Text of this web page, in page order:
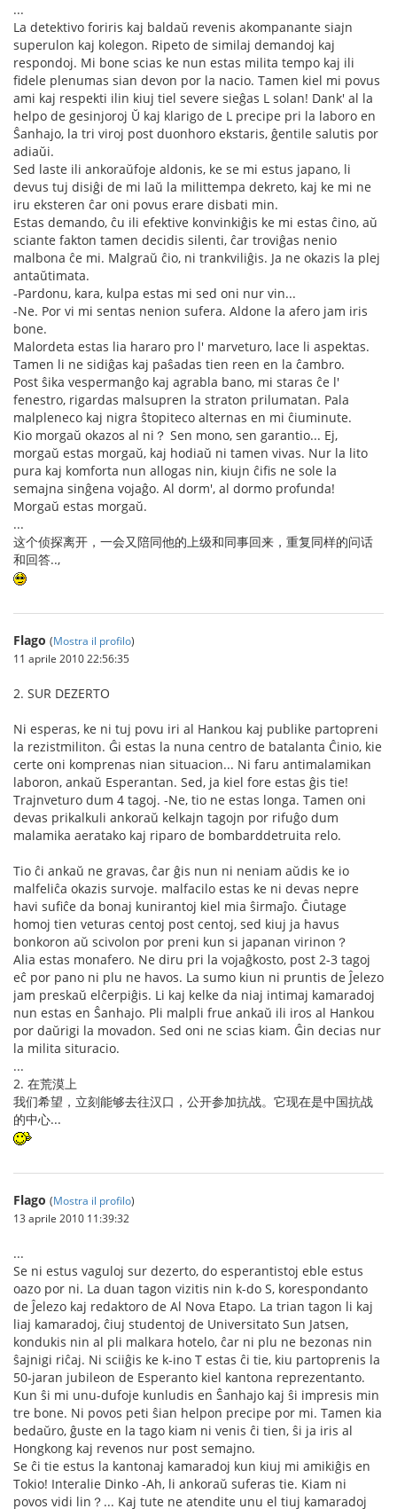
...
La detektivo foriris kaj baldaŭ revenis akompanante siajn
superulon kaj kolegon. Ripeto de similaj demandoj kaj
respondoj. Mi bone scias ke nun estas milita tempo kaj ili
fidele plenumas sian devon por la nacio. Tamen kiel mi povus
ami kaj respekti ilin kiuj tiel severe sieĝas L solan! Dank' al la
helpo de gesinjoroj Ŭ kaj klarigo de L precipe pri la laboro en
Ŝanhajo, la tri viroj post duonhoro ekstaris, ĝentile salutis por
adiaŭi.
Sed laste ili ankoraŭfoje aldonis, ke se mi estus japano, li
devus tuj disiĝi de mi laŭ la milittempa dekreto, kaj ke mi ne
iru eksteren ĉar oni povus erare disbati min.
Estas demando, ĉu ili efektive konvinkiĝis ke mi estas ĉino, aŭ
sciante fakton tamen decidis silenti, ĉar troviĝas nenio
malbona ĉe mi. Malgraŭ ĉio, ni trankviliĝis. Ja ne okazis la plej
antaŭtimata.
-Pardonu, kara, kulpa estas mi sed oni nur vin...
-Ne. Por vi mi sentas nenion sufera. Aldone la afero jam iris
bone.
Malordeta estas lia hararo pro l' marveturo, lace li aspektas.
Tamen li ne sidiĝas kaj paŝadas tien reen en la ĉambro.
Post ŝika vespermanĝo kaj agrabla bano, mi staras ĉe l'
fenestro, rigardas malsupren la straton prilumatan. Pala
malpleneco kaj nigra ŝtopiteco alternas en mi ĉiuminute.
Kio morgaŭ okazos al ni？ Sen mono, sen garantio... Ej,
morgaŭ estas morgaŭ, kaj hodiaŭ ni tamen vivas. Nur la lito
pura kaj komforta nun allogas nin, kiujn ĉifis ne sole la
semajna sinĝena vojaĝo. Al dorm', al dormo profunda!
Morgaŭ estas morgaŭ.
...
这个侦探离开，一会又陪同他的上级和同事回来，重复同样的问话
和回答..,
Flago (Mostra il profilo)
11 aprile 2010 22:56:35
2. SUR DEZERTO
Ni esperas, ke ni tuj povu iri al Hankou kaj publike partopreni
la rezistmiliton. Ĝi estas la nuna centro de batalanta Ĉinio, kie
certe oni komprenas nian situacion... Ni faru antimalamikan
laboron, ankaŭ Esperantan. Sed, ja kiel fore estas ĝis tie!
Trajnveturo dum 4 tagoj. -Ne, tio ne estas longa. Tamen oni
devas prikalkuli ankoraŭ kelkajn tagojn por rifuĝo dum
malamika aeratako kaj riparo de bombarddetruita relo.
Tio ĉi ankaŭ ne gravas, ĉar ĝis nun ni neniam aŭdis ke io
malfeliĉa okazis survoje. malfacilo estas ke ni devas nepre
havi sufiĉe da bonaj kunirantoj kiel mia ŝirmaĵo. Ĉiutage
homoj tien veturas centoj post centoj, sed kiuj ja havus
bonkoron aŭ scivolon por preni kun si japanan virinon？
Alia estas monafero. Ne diru pri la vojaĝkosto, post 2-3 tagoj
eĉ por pano ni plu ne havos. La sumo kiun ni pruntis de Ĵelezo
jam preskaŭ elĉerpiĝis. Li kaj kelke da niaj intimaj kamaradoj
nun estas en Ŝanhajo. Pli malpli frue ankaŭ ili iros al Hankou
por daŭrigi la movadon. Sed oni ne scias kiam. Ĝin decias nur
la milita situracio.
...
2. 在荒漠上
我们希望，立刻能够去往汉口，公开参加抗战。它现在是中国抗战
的中心...
Flago (Mostra il profilo)
13 aprile 2010 11:39:32
...
Se ni estus vaguloj sur dezerto, do esperantistoj eble estus
oazo por ni. La duan tagon vizitis nin k-do S, korespondanto
de Ĵelezo kaj redaktoro de Al Nova Etapo. La trian tagon li kaj
liaj kamaradoj, ĉiuj studentoj de Universitato Sun Jatsen,
kondukis nin al pli malkara hotelo, ĉar ni plu ne bezonas nin
ŝajnigi riĉaj. Ni sciiĝis ke k-ino T estas ĉi tie, kiu partoprenis la
50-jaran jubileon de Esperanto kiel kantona reprezentanto.
Kun ŝi mi unu-dufoje kunludis en Ŝanhajo kaj ŝi impresis min
tre bone. Ni povos peti ŝian helpon precipe por mi. Tamen kia
bedaŭro, ĝuste en la tago kiam ni venis ĉi tien, ŝi ja iris al
Hongkong kaj revenos nur post semajno.
Se ĉi tie estus la kantonaj kamaradoj kun kiuj mi amikiĝis en
Tokio! Interalie Dinko -Ah, li ankoraŭ suferas tie. Kiam ni
povos vidi lin？... Kaj tute ne atendite unu el tiuj kamaradoj